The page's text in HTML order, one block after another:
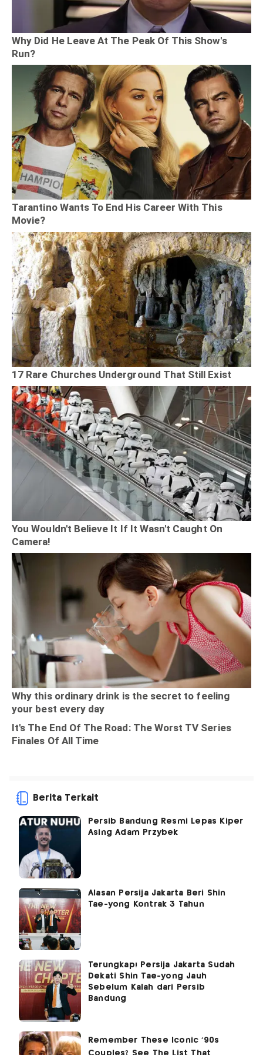
Berita Terkait
Persib Bandung Resmi Lepas Kiper
Asing Adam Przybek
Alasan Persija Jakarta Beri Shin
Tae-yong Kontrak 3 Tahun
Terungkap! Persija Jakarta Sudah
Dekati Shin Tae-yong Jauh
Sebelum Kalah dari Persib
Bandung